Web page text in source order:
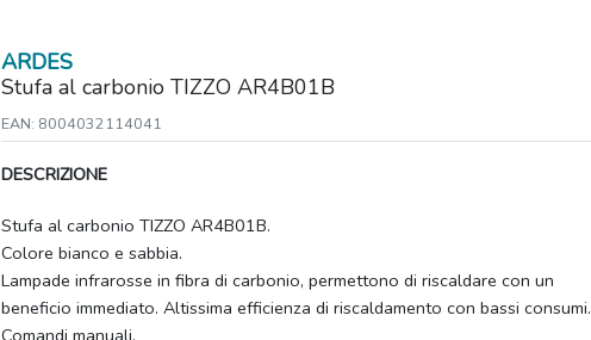
ARDES
Stufa al carbonio TIZZO AR4B01B
EAN: 8004032114041
DESCRIZIONE
Stufa al carbonio TIZZO AR4B01B.
Colore bianco e sabbia.
Lampade infrarosse in fibra di carbonio, permettono di riscaldare con un
beneficio immediato. Altissima efficienza di riscaldamento con bassi consumi.
Comandi manuali.